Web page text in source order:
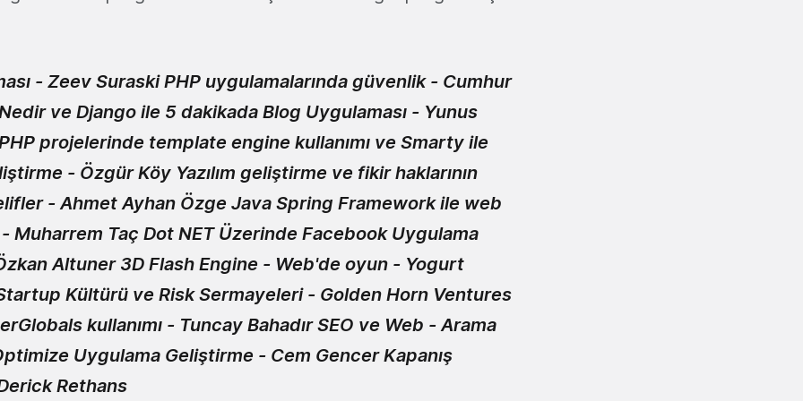
- Zeev SuraskiPHP uygulamalarında güvenlik - Cumhur
ve Django ile 5 dakikada Blog Uygulaması - Yunus
projelerinde template engine kullanımı ve Smarty ile
- Özgür Köy Yazılım geliştirme ve fikir haklarının
-Ahmet Ayhan Özge Java Spring Framework ile web
- Muharrem Taç Dot NET Üzerinde Facebook Uygulama
Altuner3D Flash Engine - Web'de oyun - Yogurt
Kültürü ve Risk Sermayeleri - Golden Horn Ventures
kullanımı - Tuncay BahadırSEO ve Web - Arama
Uygulama Geliştirme - Cem GencerKapanış
Rethans